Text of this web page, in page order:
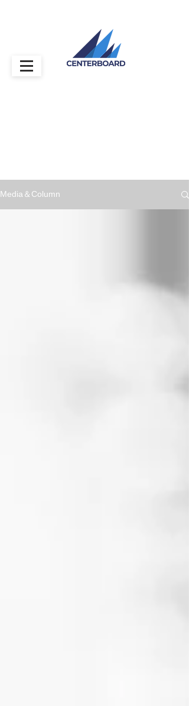
Media＆Column